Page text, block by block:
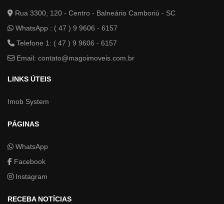
Rua 3300, 120 - Centro - Balneário Camboriú - SC
WhatsApp : ( 47 ) 9 9606 - 6157
Telefone 1: ( 47 ) 9 9606 - 6157
Email: contato@magoimoveis.com.br
LINKS ÚTEIS
Imob System
PÁGINAS
WhatsApp
Facebook
Instagram
RECEBA NOTÍCIAS